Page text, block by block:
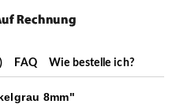
FAQ Wie bestelle ich?
8mm"